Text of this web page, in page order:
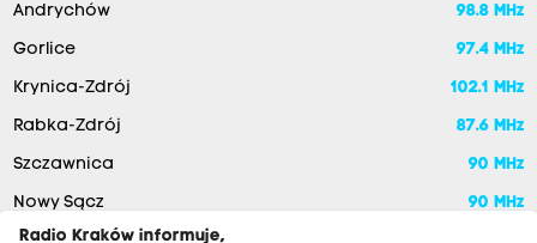
Andrychów 98.8 MHz
Gorlice 97.4 MHz
Krynica-Zdrój 102.1 MHz
Rabka-Zdrój 87.6 MHz
Szczawnica 90 MHz
Nowy Sącz
90 MHz
Radio Kraków informuje,